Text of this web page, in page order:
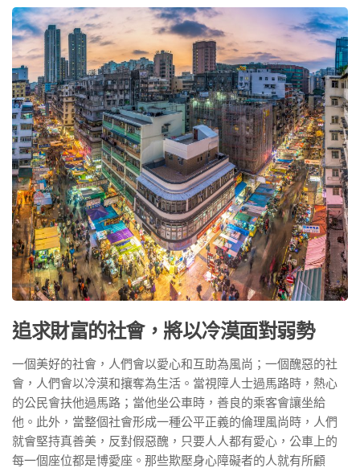
追求財富的社會，將以冷漠面對弱勢
一個美好的社會，人們會以愛心和互助為風尚；一個醜惡的社
會，人們會以冷漠和攘奪為生活。當視障人士過馬路時，熱心
的公民會扶他過馬路；當他坐公車時，善良的乘客會讓坐給
他。此外，當整個社會形成一種公平正義的倫理風尚時，人們
就會堅持真善美，反對假惡醜，只要人人都有愛心，公車上的
每一個座位都是博愛座。那些欺壓身心障礙者的人就有所顧